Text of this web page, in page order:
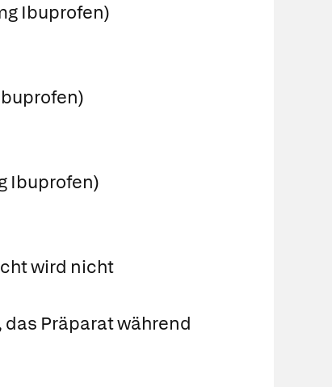
Ibuprofen)
Ibuprofen)
wird nicht
Präparat während